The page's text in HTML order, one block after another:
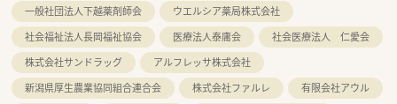
一般社団法人下越薬剤師会
ウエルシア薬局株式会社
社会福祉法人長岡福祉協会
医療法人泰庸会
社会医療法人 仁愛会
株式会社サンドラッグ
アルフレッサ株式会社
新潟県厚生農業協同組合連合会
株式会社ファルレ
有限会社アウル